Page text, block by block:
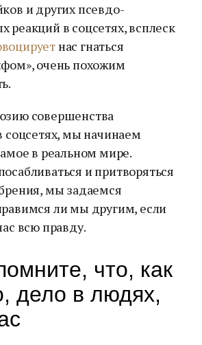
и других псевдо-
реакций в соцсетях, всплеск
нас гнаться
очень похожим
совершенства
соцсетях, мы начинаем
в реальном мире.
и притворяться
мы задаемся
ли мы другим, если
всю правду.
что, как
дело в людях,